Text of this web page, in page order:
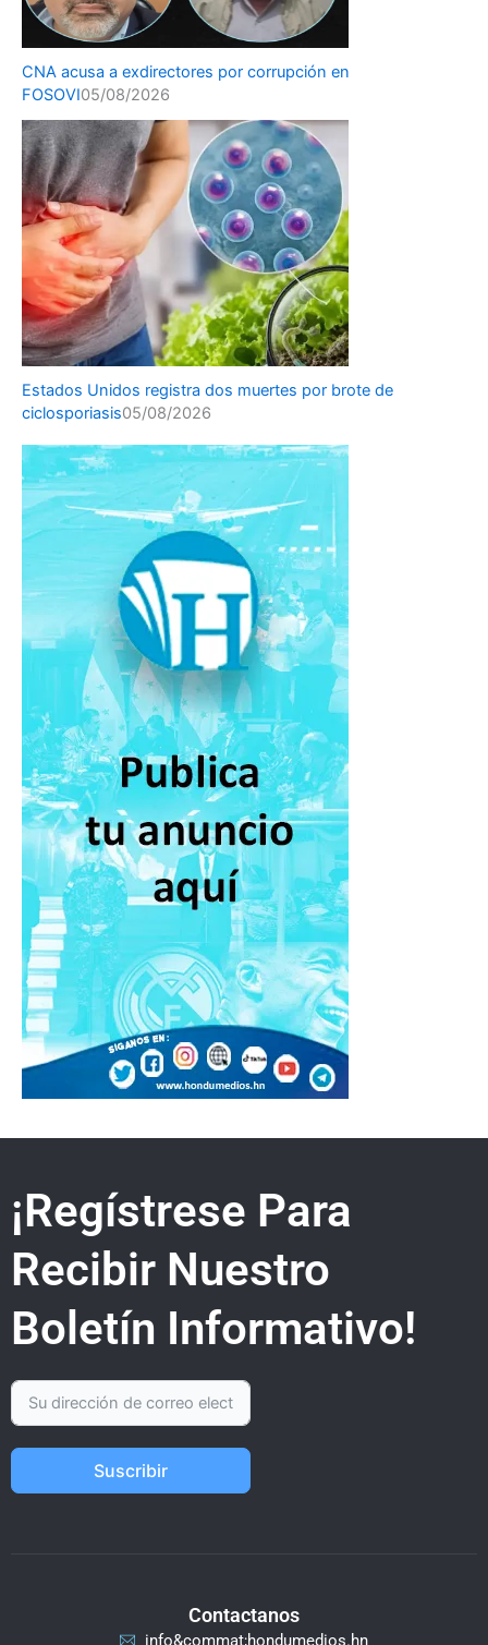
CNA acusa a exdirectores por corrupción en
FOSOVI05/08/2026
Estados Unidos registra dos muertes por brote de
ciclosporiasis05/08/2026
¡Regístrese Para
Recibir Nuestro
Boletín Informativo!
Suscribir
Contactanos
info&commat;hondumedios.hn